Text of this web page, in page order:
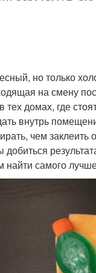
но только
на смену
тех домах, где
внутрь
чем заклеить
самого